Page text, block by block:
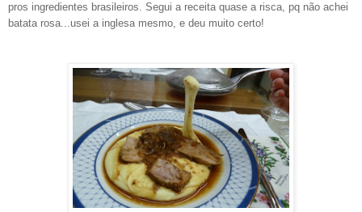
pros ingredientes brasileiros. Segui a receita quase a risca, pq não achei
batata rosa...usei a inglesa mesmo, e deu muito certo!